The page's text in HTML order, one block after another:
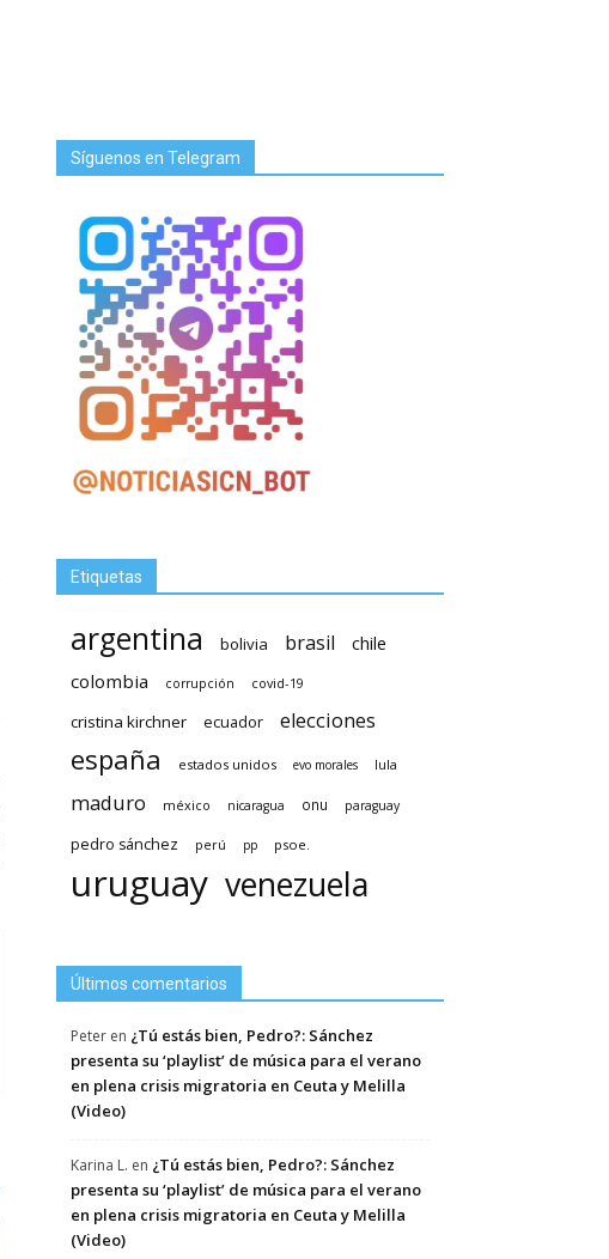
Síguenos en Telegram
Etiquetas
argentina bolivia brasil
chile
colombia
corrupción covid-19
cristina kirchner ecuador elecciones
españa estados unidos evo morales lula
maduro méxico nicaragua onu paraguay
pedro sánchez perú pp psoe.
uruguay venezuela
Últimos comentarios
Peter en ¿Tú estás bien, Pedro?: Sánchez
presenta su ‘playlist’ de música para el verano
en plena crisis migratoria en Ceuta y Melilla
(Video)
Karina L. en ¿Tú estás bien, Pedro?: Sánchez
presenta su ‘playlist’ de música para el verano
en plena crisis migratoria en Ceuta y Melilla
(Video)